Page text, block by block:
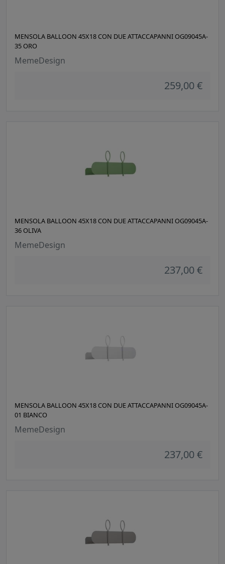
MENSOLA BALLOON 45X18 CON DUE ATTACCAPANNI OG09045A-
35 ORO
MemeDesign
259,00 €
MENSOLA BALLOON 45X18 CON DUE ATTACCAPANNI OG09045A-
36 OLIVA
MemeDesign
237,00 €
MENSOLA BALLOON 45X18 CON DUE ATTACCAPANNI OG09045A-
01 BIANCO
MemeDesign
237,00 €